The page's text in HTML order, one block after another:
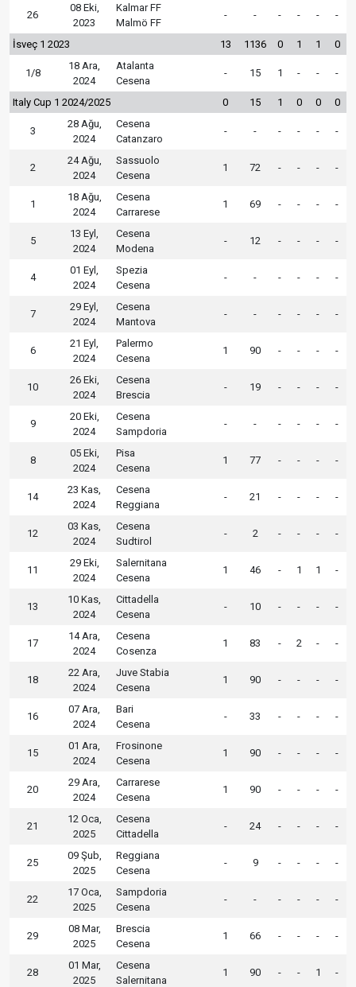
26
08 Eki,
2023
Kalmar FF
Malmö FF
- - - - - -
İsveç 1 2023 13 1136 0 1 1 0
1/8
18 Ara,
2024
Atalanta
Cesena
- 15 1 - - -
Italy Cup 1 2024/2025 0 15 1 0 0 0
3
28 Ağu,
2024
Cesena
Catanzaro
- - - - - -
2
24 Ağu,
2024
Sassuolo
Cesena
1 72 - - - -
1
18 Ağu,
2024
Cesena
Carrarese
1 69 - - - -
5
13 Eyl,
2024
Cesena
Modena
- 12 - - - -
4
01 Eyl,
2024
Spezia
Cesena
- - - - - -
7
29 Eyl,
2024
Cesena
Mantova
- - - - - -
6
21 Eyl,
2024
Palermo
Cesena
1 90 - - - -
10
26 Eki,
2024
Cesena
Brescia
- 19 - - - -
9
20 Eki,
2024
Cesena
Sampdoria
- - - - - -
8
05 Eki,
2024
Pisa
Cesena
1 77 - - - -
14
23 Kas,
2024
Cesena
Reggiana
- 21 - - - -
12
03 Kas,
2024
Cesena
Sudtirol
- 2 - - - -
11
29 Eki,
2024
Salernitana
Cesena
1 46 - 1 1 -
13
10 Kas,
2024
Cittadella
Cesena
- 10 - - - -
17
14 Ara,
2024
Cesena
Cosenza
1 83 - 2 - -
18
22 Ara,
2024
Juve Stabia
Cesena
1 90 - - - -
16
07 Ara,
2024
Bari
Cesena
- 33 - - - -
15
01 Ara,
2024
Frosinone
Cesena
1 90 - - - -
20
29 Ara,
2024
Carrarese
Cesena
1 90 - - - -
21
12 Oca,
2025
Cesena
Cittadella
- 24 - - - -
25
09 Şub,
2025
Reggiana
Cesena
- 9 - - - -
22
17 Oca,
2025
Sampdoria
Cesena
- - - - - -
29
08 Mar,
2025
Brescia
Cesena
1 66 - - - -
28
01 Mar,
2025
Cesena
Salernitana
1 90 - - 1 -